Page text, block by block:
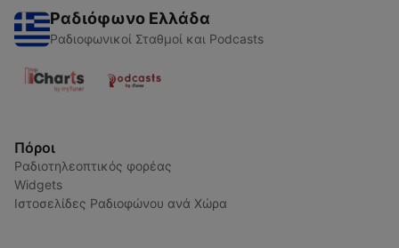
Ραδιόφωνο Ελλάδα
Ραδιοφωνικοί Σταθμοί και Podcasts
Πόροι
Ραδιοτηλεοπτικός φορέας
Widgets
Ιστοσελίδες Ραδιοφώνου ανά Χώρα